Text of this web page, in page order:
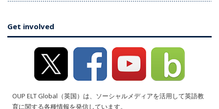
Get involved
OUP ELT Global（英国）は、ソーシャルメディアを活用して英語教
育に関する各種情報を発信しています。